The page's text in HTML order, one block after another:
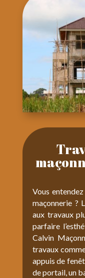
Vous
maçonnerie ?
aux travaux
parfaire
Calvin
travaux
appuis de
de portail, un